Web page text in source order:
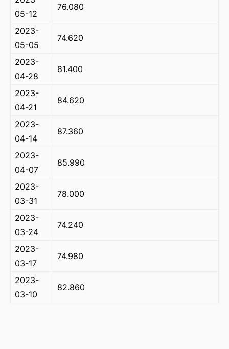
05-12
76.080
2023-
05-05
74.620
2023-
04-28
81.400
2023-
04-21
84.620
2023-
04-14
87.360
2023-
04-07
85.990
2023-
03-31
78.000
2023-
03-24
74.240
2023-
03-17
74.980
2023-
03-10
82.860